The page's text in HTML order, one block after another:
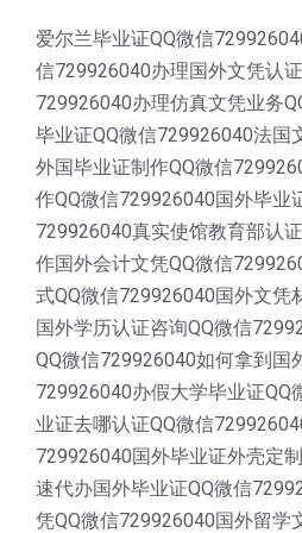
爱尔兰毕业证QQ微信
信729926040办理国外文凭认
729926040办理仿真文凭业务
毕业证QQ微信729926040法国
外国毕业证制作QQ微信
作QQ微信729926040国外毕业
729926040真实使馆教育部认
作国外会计文凭QQ微信
式QQ微信729926040国外文凭
国外学历认证咨询QQ微信
QQ微信729926040如何拿到国
729926040办假大学毕业证QQ
业证去哪认证QQ微信
729926040国外毕业证外壳定
速代办国外毕业证QQ微信
凭QQ微信729926040国外留学